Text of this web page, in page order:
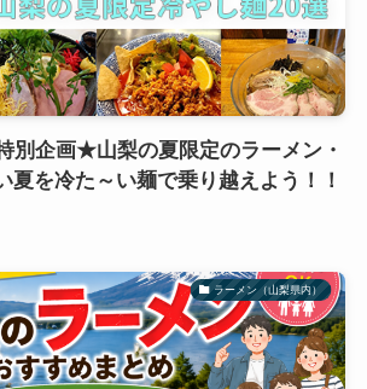
別企画★山梨の夏限定のラーメン・
夏を冷た～い麺で乗り越えよう！！
ラーメン（山梨県内）